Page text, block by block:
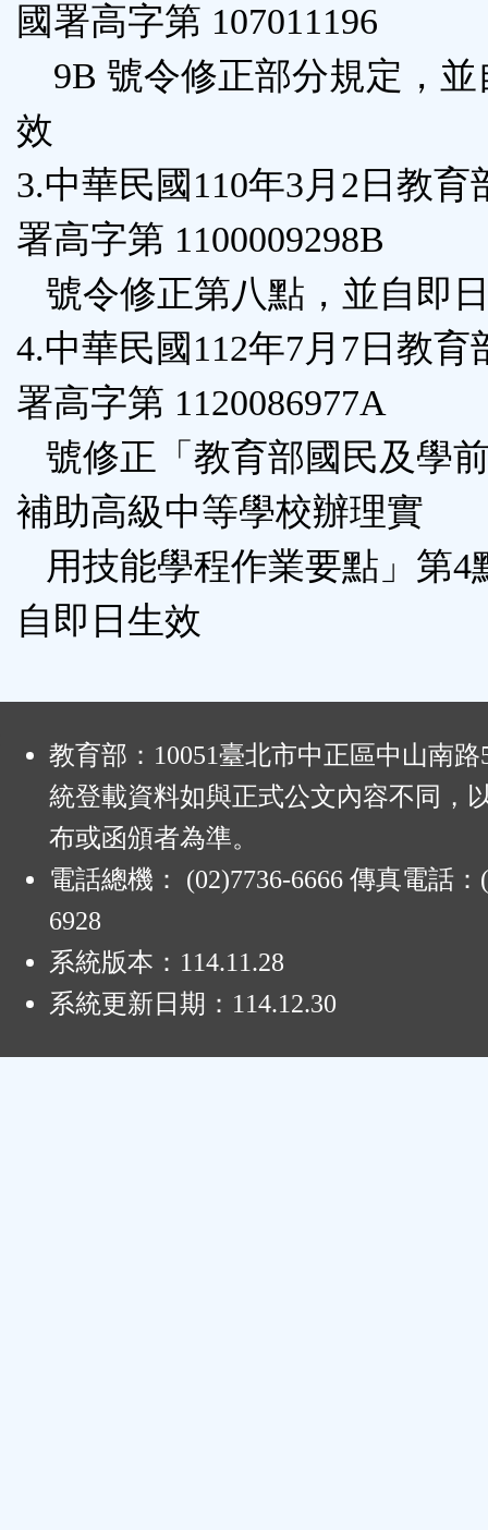
國署高字第 107011196
9B 號令修正部分規定，並
效
3.中華民國110年3月2日教育
署高字第 1100009298B
號令修正第八點，並自即
4.中華民國112年7月7日教育
署高字第 1120086977A
號修正「教育部國民及學
補助高級中等學校辦理實
用技能學程作業要點」第4
自即日生效
教育部：10051臺北市中正區中山南
統登載資料如與正式公文內容不同，
布或函頒者為準。
電話總機： (02)7736-6666 傳真電話：
6928
系統版本： 114.11.28
系統更新日期： 114.12.30